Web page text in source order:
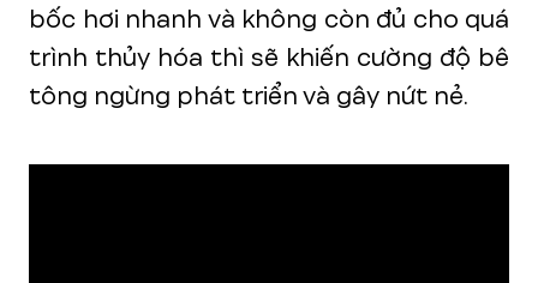
bốc hơi nhanh và không còn đủ cho quá
trình thủy hóa thì sẽ khiến cường độ bê
tông ngừng phát triển và gây nứt nẻ.